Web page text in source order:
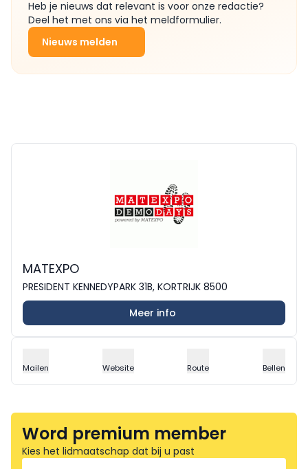
Heb je nieuws dat relevant is voor onze redactie?
Deel het met ons via het meldformulier.
Nieuws melden
MATEXPO
PRESIDENT KENNEDYPARK 31B, KORTRIJK 8500
Meer info
Mailen Website Route Bellen
Word premium member
Kies het lidmaatschap dat bij u past